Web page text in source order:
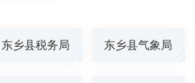
东乡县税务局 东乡县气象局